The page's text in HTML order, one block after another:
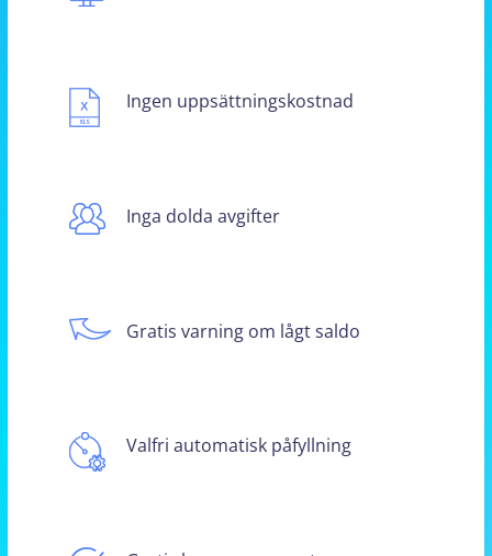
Ingen uppsättningskostnad
Inga dolda avgifter
Gratis varning om lågt saldo
Valfri automatisk påfyllning